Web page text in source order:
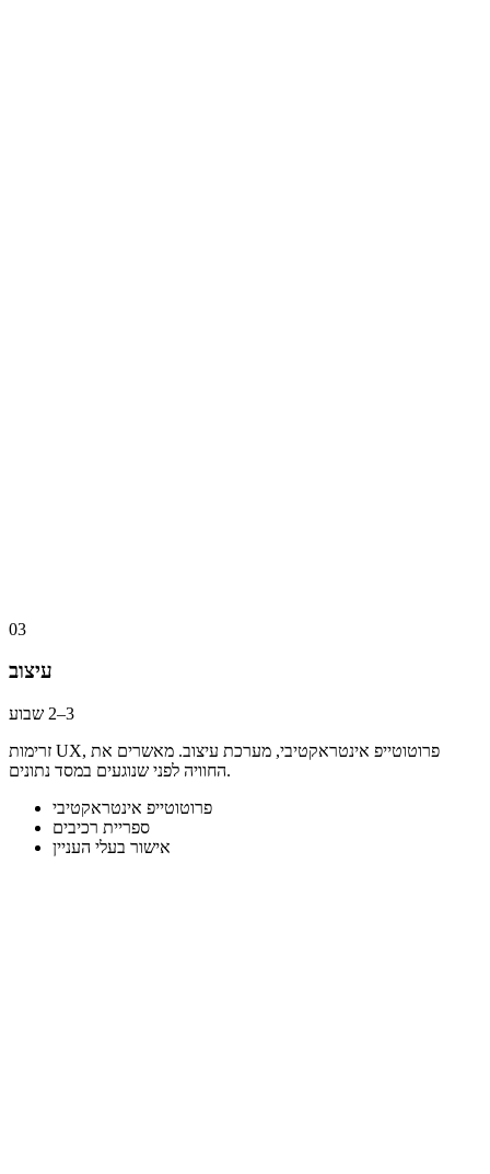
03
עיצוב
זרימות UX, פרוטוטייפ אינטראקטיבי, מערכת עיצוב. מאשרים את
החוויה לפני שנוגעים במסד נתונים.
פרוטוטייפ אינטראקטיבי
ספריית רכיבים
אישור בעלי העניין